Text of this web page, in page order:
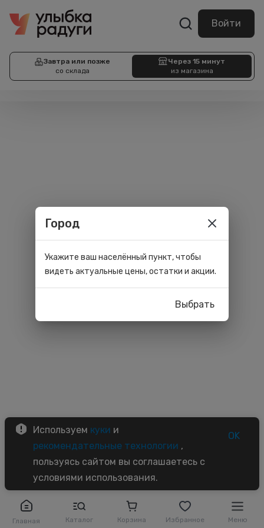
Войти
Завтра или позже
со склада
Через 15 минут
из магазина
Главная Каталог Корзина Избранное Меню
Используем куки и
рекомендательные технологии ,
пользуясь сайтом вы соглашаетесь с
условиями использования.
OK
Город
Укажите ваш населённый пункт, чтобы
видеть актуальные цены, остатки и акции.
Выбрать